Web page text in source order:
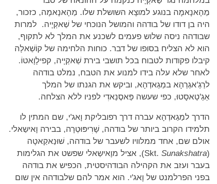
מַהָאנָאמָה בנוגע למוצָא השושלת שלו. מַהָאנָאמָה, כזכור,
היה בן דודו של בודהה והמושל הנוכחי של שַׁאקְיָיה. למרות
שבודהה ניסה שלוש פעמים לשכנע את המלך לא לתקוף,
הוא לא הצליח בסופו של דבר. כוחות הלחימה של קוֹשַׁאלָה
קיבלו פקודות לטבוח בכל תושבי בירת שַׁאקְיָיה, קפילָוָאטוֹ.
לאחר שלא עלה בידו למנוע את הטבח, נמלט בודהה
לרַגַ'אגְרַהָא במַגַאדְהָא, וביקש את הגנתו של המלך
אַגַ'טַאסָטוּ, כפי שעשה פַּאסֶנַאדִי לפניו ללא הצלחה.
הדרך למַגַאדְהָא עברה דרך רפובליקת וָאג'י, שם המתין לו
תלמידו הקרוב ביותר של בודהה, שָׁרִיפּוּטְרָה, בבירה וָאישַאלי.
אולם שם, אחד ממלוויו לשעבר של בודהה, שׁוּנַאקַאטָה
(Skt.
Sunakshatra
), אציל מוָאישַאלי שפשט את הגלימות
בעבר ועזב את הקהילה הבודהיסטית, הכפיש את בודהה
בפני הפרלמנט של וָאג'י. הוא אמר להם שלבודהה אין שום